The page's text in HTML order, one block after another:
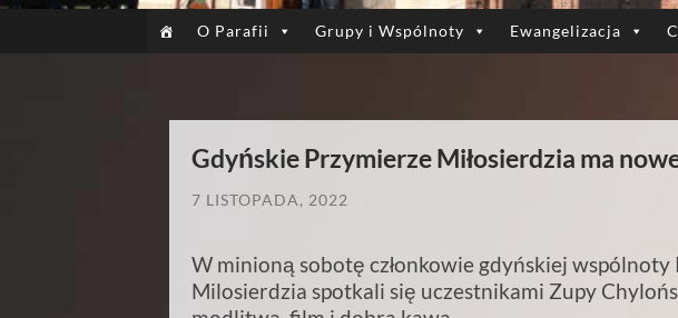
O Parafii Grupy i Wspólnoty Ewangelizacja
Gdyńskie Przymierze Miłosierdzia ma
7 LISTOPADA, 2022
W minioną sobotę członkowie gdyńskiej wspólnoty
Milosierdzia spotkali się uczestnikami Zupy